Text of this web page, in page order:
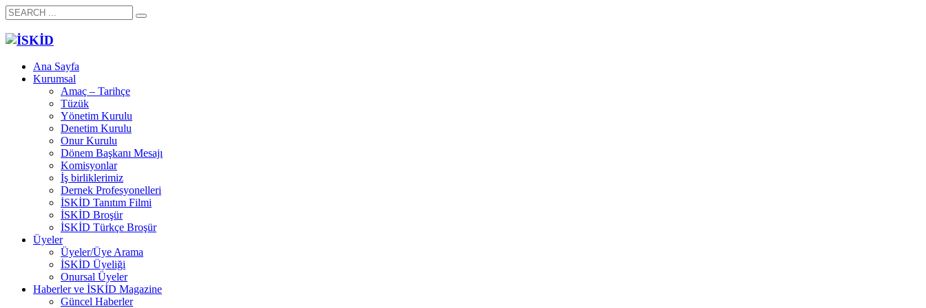
Ana Sayfa
Kurumsal
Amaç – Tarihçe
Tüzük
Yönetim Kurulu
Denetim Kurulu
Onur Kurulu
Dönem Başkanı Mesajı
Komisyonlar
İş birliklerimiz
Dernek Profesyonelleri
İSKİD Tanıtım Filmi
İSKİD Broşür
İSKİD Türkçe Broşür
Üyeler
Üyeler/Üye Arama
İSKİD Üyeliği
Onursal Üyeler
Haberler ve İSKİD Magazine
Güncel Haberler